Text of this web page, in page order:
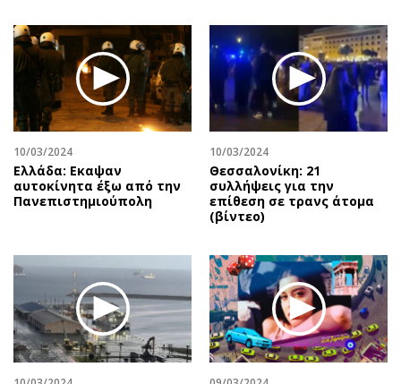
10/03/2024
Ελλάδα: Εκαψαν
αυτοκίνητα έξω από την
Πανεπιστημιούπολη
10/03/2024
Θεσσαλονίκη: 21
συλλήψεις για την
επίθεση σε τρανς άτομα
(βίντεο)